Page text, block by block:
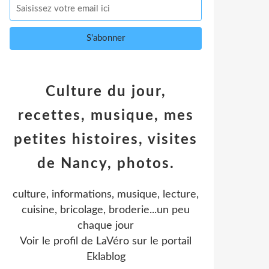
Culture du jour,
recettes, musique, mes
petites histoires, visites
de Nancy, photos.
culture, informations, musique, lecture,
cuisine, bricolage, broderie...un peu
chaque jour
Voir le profil de LaVéro sur le portail
Eklablog